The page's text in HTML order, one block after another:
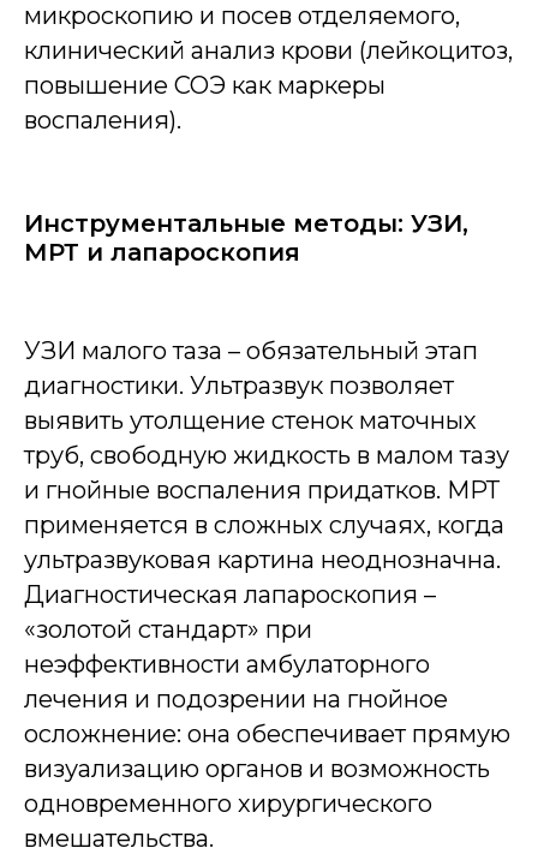
микроскопию и посев отделяемого,
клинический анализ крови (лейкоцитоз,
повышение СОЭ как маркеры
воспаления).
Инструментальные методы: УЗИ,
МРТ и лапароскопия
УЗИ малого таза – обязательный этап
диагностики. Ультразвук позволяет
выявить утолщение стенок маточных
труб, свободную жидкость в малом тазу
и гнойные воспаления придатков. МРТ
применяется в сложных случаях, когда
ультразвуковая картина неоднозначна.
Диагностическая лапароскопия –
«золотой стандарт» при
неэффективности амбулаторного
лечения и подозрении на гнойное
осложнение: она обеспечивает прямую
визуализацию органов и возможность
одновременного хирургического
вмешательства.